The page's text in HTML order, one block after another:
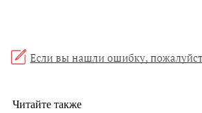
Читайте также